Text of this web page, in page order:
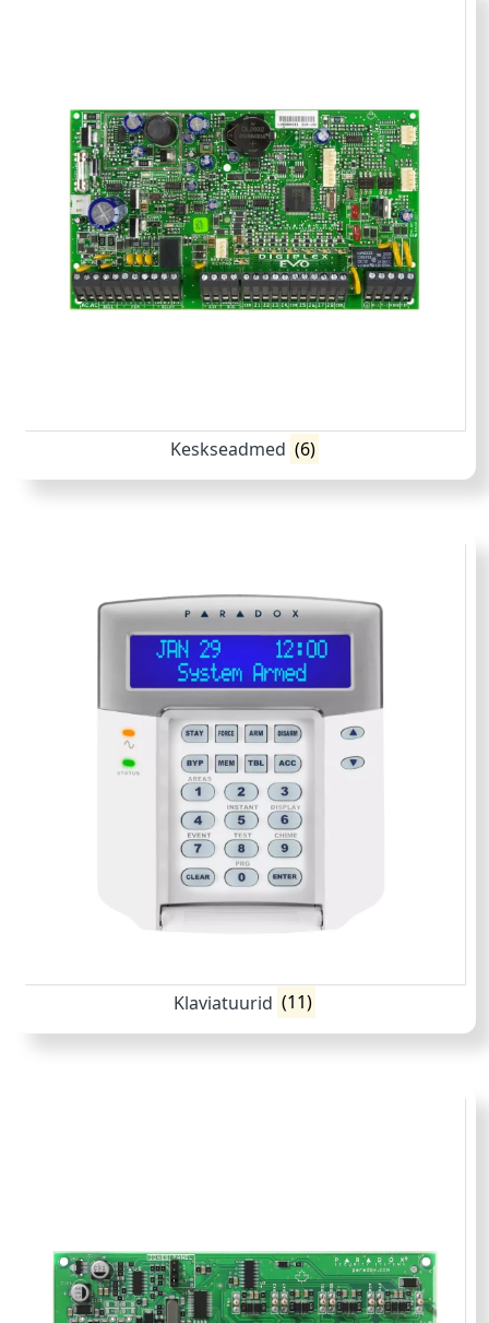
Keskseadmed (6)
Klaviatuurid (11)